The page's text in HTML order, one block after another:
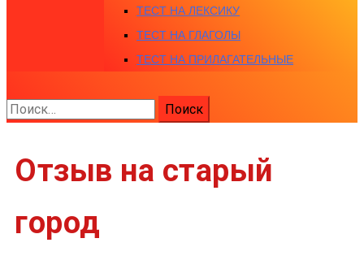
ТЕСТ НА ЛЕКСИКУ
ТЕСТ НА ГЛАГОЛЫ
ТЕСТ НА ПРИЛАГАТЕЛЬНЫЕ
Найти:
Отзыв на старый
город